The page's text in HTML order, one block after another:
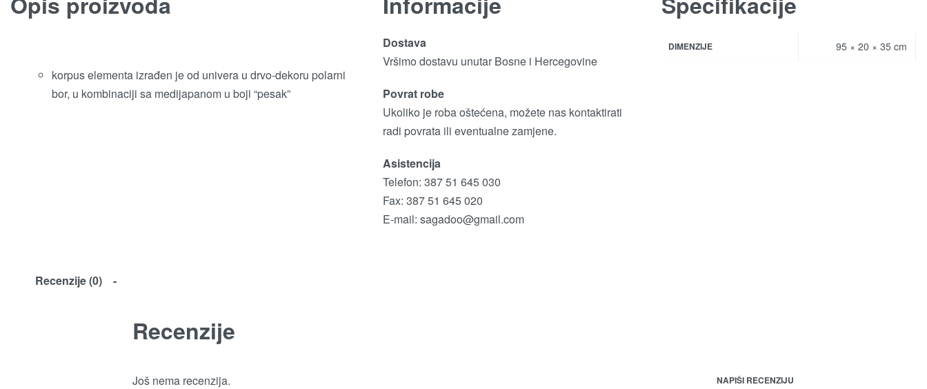
korpus elementa izrađen je od univera u drvo-dekoru polarni
bor, u kombinaciji sa medijapanom u boji “pesak”
Dostava
Vršimo dostavu unutar Bosne i Hercegovine
Povrat robe
Ukoliko je roba oštećena, možete nas kontaktirati
radi povrata ili eventualne zamjene.
Asistencija
Telefon: 387 51 645 030
Fax: 387 51 645 020
E-mail: sagadoo@gmail.com
DIMENZIJE 95 × 20 × 35 cm
Recenzije (0)
Recenzije
Još nema recenzija. NAPIŠI RECENZIJU